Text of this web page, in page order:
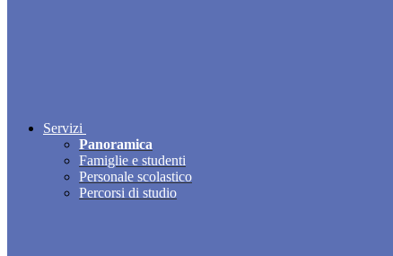
Servizi
Panoramica
Famiglie e studenti
Personale scolastico
Percorsi di studio